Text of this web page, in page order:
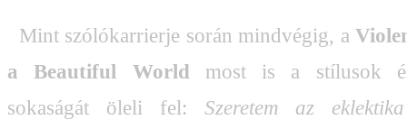
Mint szólókarrierje során mindvégig, a 
a Beautiful World  most is a stílusok
sokaságát öleli fel:  Szeretem az